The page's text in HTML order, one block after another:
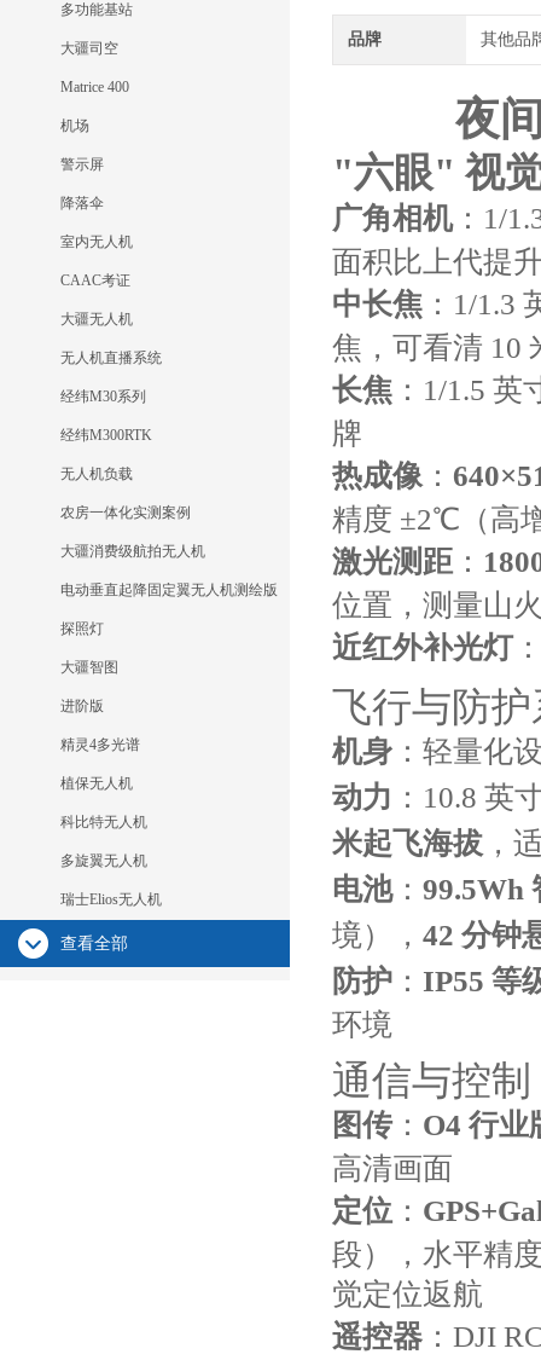
多功能基站
大疆司空
Matrice 400
机场
警示屏
降落伞
室内无人机
CAAC考证
大疆无人机
无人机直播系统
经纬M30系列
经纬M300RTK
无人机负载
农房一体化实测案例
大疆消费级航拍无人机
电动垂直起降固定翼无人机测绘版
探照灯
大疆智图
进阶版
精灵4多光谱
植保无人机
科比特无人机
多旋翼无人机
瑞士Elios无人机
查看全部
品牌 其他品
夜
"六眼" 视
广角相机：1/
面积比上代提
中长焦 ：1/1.3
焦，可看清 10
长焦 ：1/1.5 英
牌
热成像 ：
精度 ±2℃（高
激光测距 ：
位置，测量山
近红外补光灯
飞行与防护
机身 ：轻量化
动力 ：10.8 英
米起飞海拔 ，
电池： 99.5Wh
境）， 42 分钟
防护 ： IP55 等
环境
通信与控制
图传： O4 行业
高清画面
定位 ：
段），水平精
觉定位返航
遥控器 ：DJI